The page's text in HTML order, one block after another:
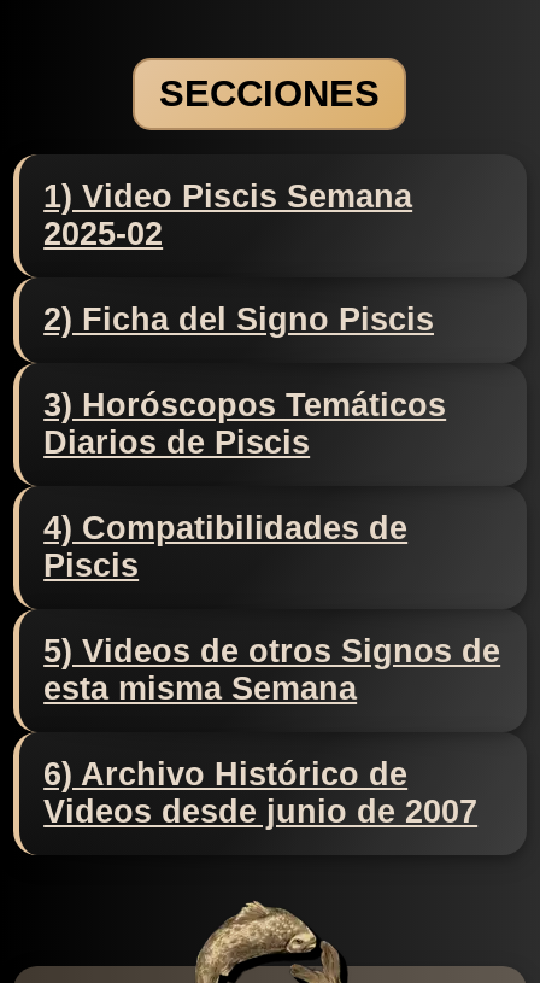
SECCIONES
1) Video Piscis Semana
2025-02
2) Ficha del Signo Piscis
3) Horóscopos Temáticos
Diarios de Piscis
4) Compatibilidades de
Piscis
5) Videos de otros Signos de
esta misma Semana
6) Archivo Histórico de
Videos desde junio de 2007